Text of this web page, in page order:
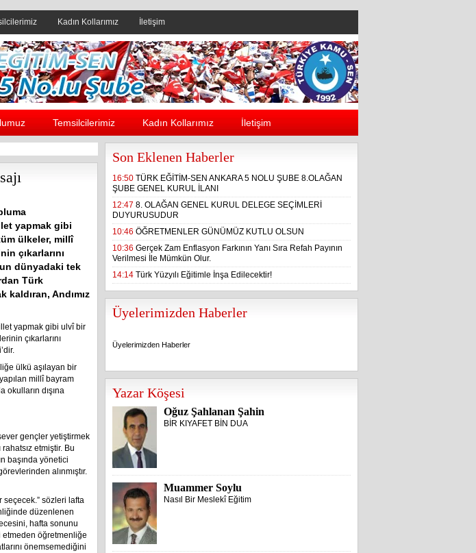
Kadın Kollarımız İletişim
Temsilcilerimiz Kadın Kollarımız İletişim
yapmak gibi
ülkeler, millî
çıkarlarını
dünyadaki tek
Türk
Andımız
yapmak gibi ulvî bir
çıkarlarını
ülkü aşılayan bir
millî bayram
okulların dışına
gençler yetiştirmek
etmiştir. Bu
başında yönetici
alınmıştır.
seçecek.” sözleri lafta
düzenlenen
hafta sonunu
etmeden öğretmenliğe
önemsemediğini
Son Eklenen Haberler
16:50 TÜRK EĞİTİM-SEN ANKARA 5 NOLU ŞUBE 8.OLAĞAN
ŞUBE GENEL KURUL İLANI
12:47 8. OLAĞAN GENEL KURUL DELEGE SEÇİMLERİ
DUYURUSUDUR
10:46 ÖĞRETMENLER GÜNÜMÜZ KUTLU OLSUN
10:36 Gerçek Zam Enflasyon Farkının Yanı Sıra Refah Payının
Verilmesi İle Mümkün Olur.
14:14 Türk Yüzyılı Eğitimle İnşa Edilecektir!
Üyelerimizden Haberler
Üyelerimizden Haberler
Yazar Köşesi
Oğuz Şahlanan Şahin
BİR KIYAFET BİN DUA
Muammer Soylu
Nasıl Bir Meslekî Eğitim